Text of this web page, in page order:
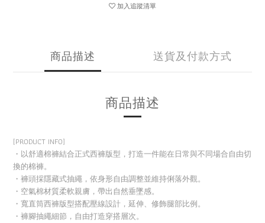
加入追蹤清單
商品描述 送貨及付款方式
商品描述
[PRODUCT INFO]
・以舒適棉褲結合正式西褲版型，打造一件能在日常與不同場合自由切
換的棉褲。
・褲頭採隱藏式抽繩，依身形自由調整並維持俐落外觀。
・空氣棉材質柔軟親膚，帶出自然垂墜感。
・寬直筒西褲版型搭配壓線設計，延伸、修飾腿部比例。
・褲腳抽繩細節，自由打造穿搭層次。